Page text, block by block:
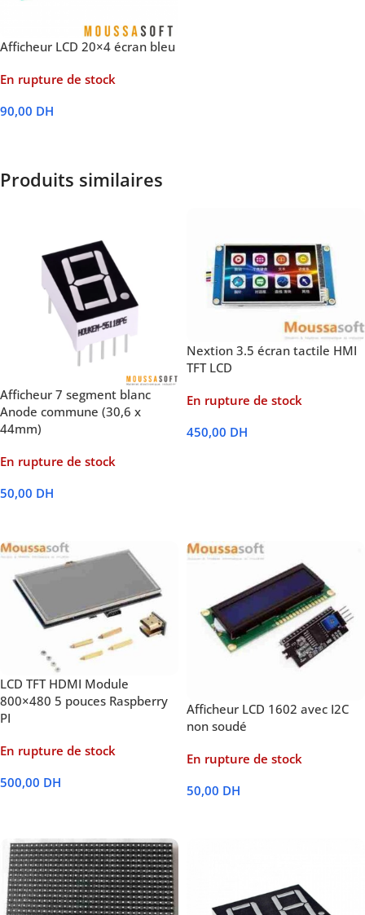
Afficheur LCD 20×4 écran bleu
En rupture de stock
90,00 DH
Produits similaires
Afficheur 7 segment blanc
Anode commune (30,6 x
44mm)
En rupture de stock
50,00 DH
Nextion 3.5 écran tactile HMI
TFT LCD
En rupture de stock
450,00 DH
LCD TFT HDMI Module
800×480 5 pouces Raspberry
PI
En rupture de stock
500,00 DH
Afficheur LCD 1602 avec I2C
non soudé
En rupture de stock
50,00 DH